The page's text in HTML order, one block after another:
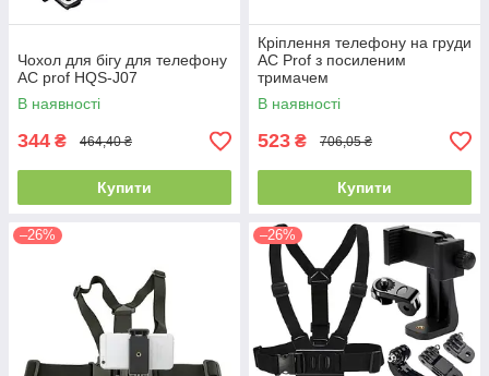
Чохол для бігу для телефону
AC prof HQS-J07
В наявності
344 ₴ 464,40 ₴
Купити
Кріплення телефону на груди
AC Prof з посиленим
тримачем
В наявності
523 ₴ 706,05 ₴
Купити
–26% –26%